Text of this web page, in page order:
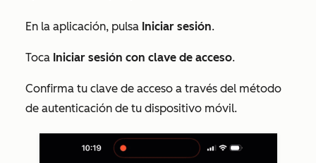
En la aplicación, pulsa Iniciar sesión.
Toca Iniciar sesión con clave de acceso.
Confirma tu clave de acceso a través del método
de autenticación de tu dispositivo móvil.